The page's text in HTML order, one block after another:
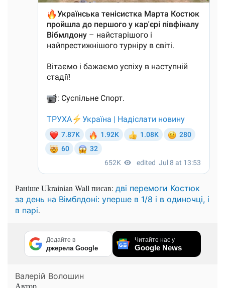
Раніше Ukrainian Wall писав: дві перемоги Костюк
за день на Вімблдоні: уперше в 1/8 і в одиночці, і
в парі.
Додайте в
джерела Google
Читайте нас у
Google News
Валерій Волошин